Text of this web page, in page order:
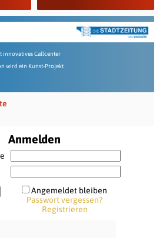
innovatives Callcenter
wird ein Kunst-Projekt
Anmelden
Angemeldet bleiben
Passwort vergessen?
Registrieren